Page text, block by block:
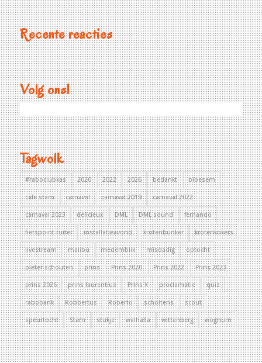
Recente reacties
Volg ons!
Tagwolk
#raboclubkas 2020 2022 2026 bedankt bloesem
cafe stam carnaval carnaval 2019 carnaval 2022
carnaval 2023 delicieux DML DML sound fernando
fietspoint ruiter installatieavond krotenbunker krotenkokers
livestream malibu medemblik misdadig optocht
pieter schouten prins Prins 2020 Prins 2022 Prins 2023
prins 2026 prins laurentius Prins X proclamatie quiz
rabobank Robbertus Roberto scholtens scout
speurtocht Stam stukje walhalla wittenberg wognum